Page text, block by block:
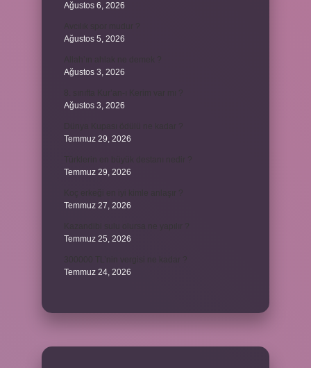
Ağustos 6, 2026
Ağustos 5, 2026
Ağustos 3, 2026
Ağustos 3, 2026
Temmuz 29, 2026
Temmuz 29, 2026
Temmuz 27, 2026
Temmuz 25, 2026
Temmuz 24, 2026